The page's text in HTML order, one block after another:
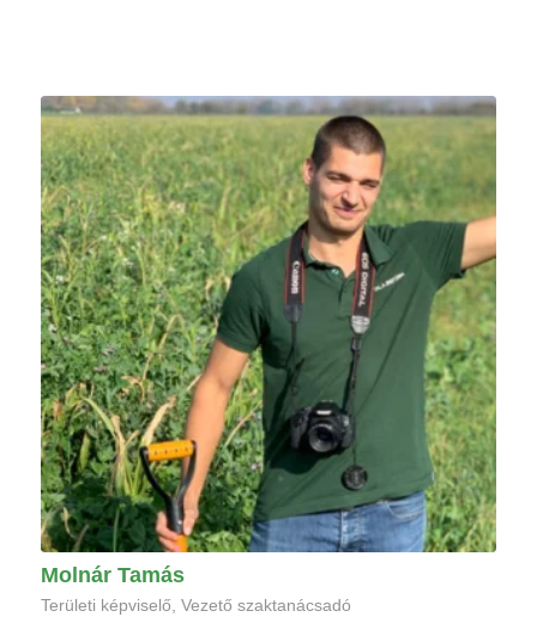
Molnár Tamás
Területi képviselő, Vezető szaktanácsadó